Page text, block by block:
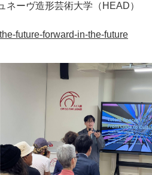
ーヴ造形芸術大学（HEAD）
future-forward-in-the-future